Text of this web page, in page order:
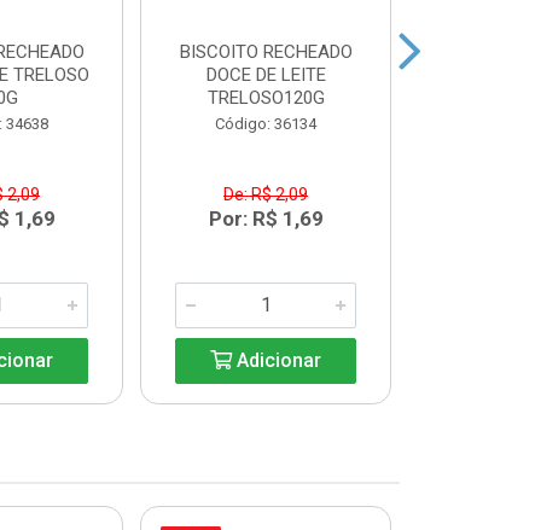
TRELOSO
34638
2,09
1,69
BISCOITO RECHEADO
DOCE DE LEITE
TRELOSO120G
Código: 36134
De: R$ 2,09
Por: R$ 1,69
Adicionar